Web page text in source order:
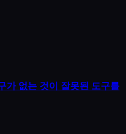
가 없는 것이 잘못된 도구를